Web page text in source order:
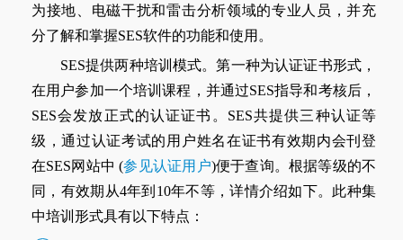
为接地、电磁干扰和雷击分析领域的专业人员，并充
分了解和掌握SES软件的功能和使用。
SES提供两种培训模式。第一种为认证证书形式，
在用户参加一个培训课程，并通过SES指导和考核后，
SES会发放正式的认证证书。SES共提供三种认证等
级，通过认证考试的用户姓名在证书有效期内会刊登
在SES网站中 (参见认证用户)便于查询。根据等级的不
同，有效期从4年到10年不等，详情介绍如下。此种集
中培训形式具有以下特点：